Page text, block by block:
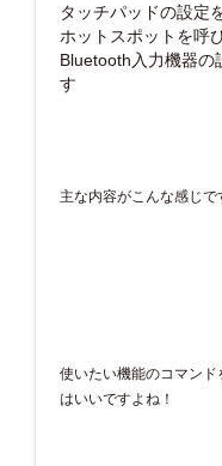
タッチパッドの設定
ホットスポットを呼
Bluetooth入力機器の
す
主な内容がこんな感じで
使いたい機能のコマン
はいいですよね！